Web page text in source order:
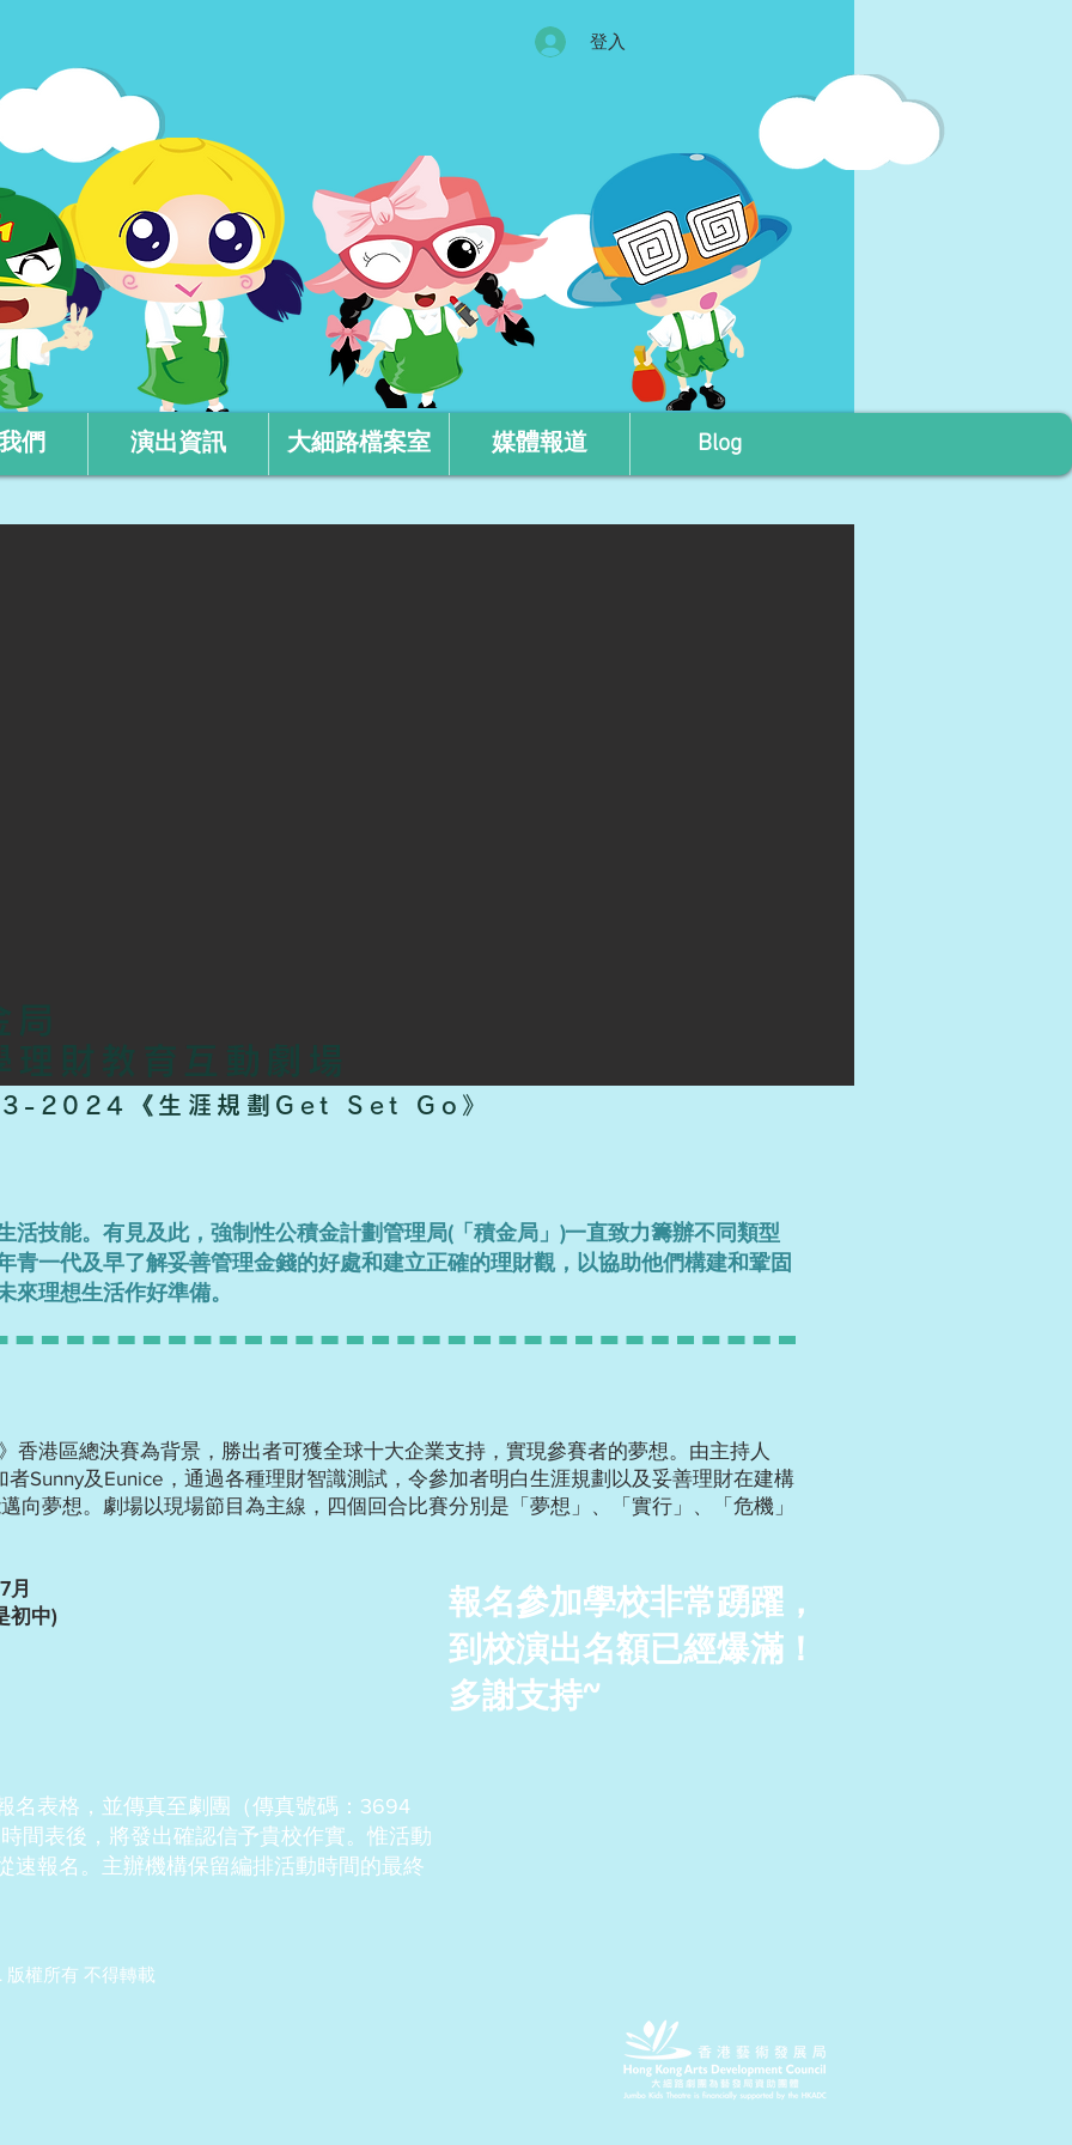
登入
們 演出資訊 大細路檔案室 媒體報道 Blog
局
理財教育互動劇場
2024《生涯規劃Get Set Go》
活技能。有見及此，強制性公積金計劃管理局(「積金局」)一直致力籌辦不同類型
青一代及早了解妥善管理金錢的好處和建立正確的理財觀，以協助他們構建和鞏固
來理想生活作好準備。
香港區總決賽為背景，勝出者可獲全球十大企業支持，實現參賽者的夢想。由主持人
Sunny及Eunice，通過各種理財智識測試，令參加者明白生涯規劃以及妥善理財在建構
向夢想。劇場以現場節目為主線，四個回合比賽分別是「夢想」、「實行」、「危機」
月
初中)
報名參加學校非常踴躍，
到校演出名額已經爆滿！
多謝支持~
名表格，並傳真至劇團（傳真號碼：3694
間表後，將發出確認信予貴校作實。惟活動
速報名。主辦機構保留編排活動時間的最終
權所有 不得轉載